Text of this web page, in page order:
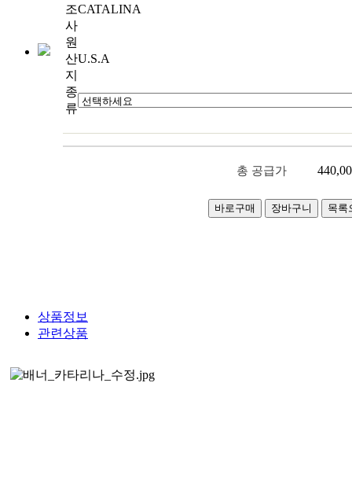
조
사
CATALINA
원
산
지
U.S.A
종
류
총 공급가
상품정보
관련상품